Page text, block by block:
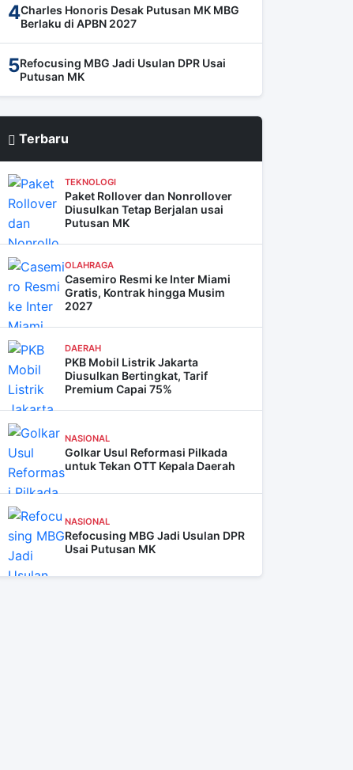
4Charles Honoris Desak Putusan MK MBG
Berlaku di APBN 2027
5Refocusing MBG Jadi Usulan DPR Usai
Putusan MK
Terbaru
TEKNOLOGI
Paket Rollover dan Nonrollover
Diusulkan Tetap Berjalan usai
Putusan MK
OLAHRAGA
Casemiro Resmi ke Inter Miami
Gratis, Kontrak hingga Musim
2027
DAERAH
PKB Mobil Listrik Jakarta
Diusulkan Bertingkat, Tarif
Premium Capai 75%
NASIONAL
Golkar Usul Reformasi Pilkada
untuk Tekan OTT Kepala Daerah
NASIONAL
Refocusing MBG Jadi Usulan DPR
Usai Putusan MK